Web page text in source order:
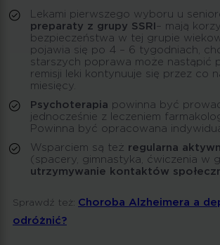
Lekami pierwszego wyboru u
preparaty z grupy SSRI– mają
bezpieczeństwa w tej grupie
pojawia się po 4 – 6 tygodniach,
starszych poprawa może nastąpić
remisji leki kontynuuje się przez co
miesięcy.
Psychoterapia powinna być
jednocześnie z leczeniem
Powinna być opracowana
Wsparciem są też regularna
(spacery, gimnastyka, ćwiczenia w
utrzymywanie kontaktów
Sprawdź też: Choroba Alzheimera a
odróżnić?